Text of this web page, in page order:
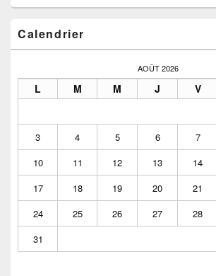
Calendrier
AOÛT 2026
L M M J V
3
4 5 6 7
10
11 12 13 14
17
18 19 20 21
24
25 26 27 28
31